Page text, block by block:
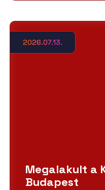
2026.07.13.
Megalakult a
Budapest